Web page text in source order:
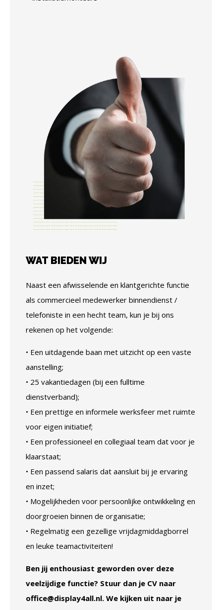
WAT BIEDEN WIJ
Naast een afwisselende en klantgerichte functie
als commercieel medewerker binnendienst /
telefoniste in een hecht team, kun je bij ons
rekenen op het volgende:
• Een uitdagende baan met uitzicht op een vaste
aanstelling;
• 25 vakantiedagen (bij een fulltime
dienstverband);
• Een prettige en informele werksfeer met ruimte
voor eigen initiatief;
• Een professioneel en collegiaal team dat voor je
klaarstaat;
• Een passend salaris dat aansluit bij je ervaring
en inzet;
• Mogelijkheden voor persoonlijke ontwikkeling en
doorgroeien binnen de organisatie;
• Regelmatig een gezellige vrijdagmiddagborrel
en leuke teamactiviteiten!
Ben jij enthousiast geworden over deze
veelzijdige functie? Stuur dan je CV naar
office@display4all.nl. We kijken uit naar je